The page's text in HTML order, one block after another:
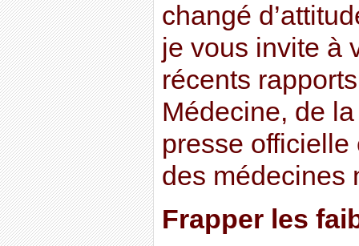
changé
je vous invite à
récents
Médecine, de
presse
des médecines
Frapper les